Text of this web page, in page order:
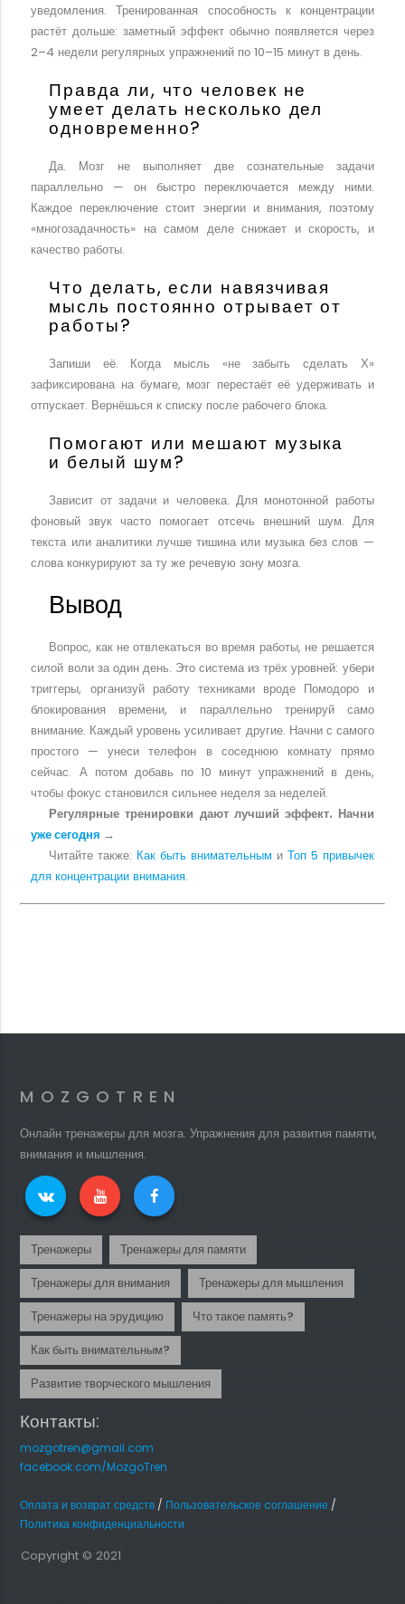
уведомления. Тренированная способность к концентрации
растёт дольше: заметный эффект обычно появляется через
2–4 недели регулярных упражнений по 10–15 минут в день.
Правда ли, что человек не
умеет делать несколько дел
одновременно?
Да. Мозг не выполняет две сознательные задачи
параллельно — он быстро переключается между ними.
Каждое переключение стоит энергии и внимания, поэтому
«многозадачность» на самом деле снижает и скорость, и
качество работы.
Что делать, если навязчивая
мысль постоянно отрывает от
работы?
Запиши её. Когда мысль «не забыть сделать Х»
зафиксирована на бумаге, мозг перестаёт её удерживать и
отпускает. Вернёшься к списку после рабочего блока.
Помогают или мешают музыка
и белый шум?
Зависит от задачи и человека. Для монотонной работы
фоновый звук часто помогает отсечь внешний шум. Для
текста или аналитики лучше тишина или музыка без слов —
слова конкурируют за ту же речевую зону мозга.
Вывод
Вопрос, как не отвлекаться во время работы, не решается
силой воли за один день. Это система из трёх уровней: убери
триггеры, организуй работу техниками вроде Помодоро и
блокирования времени, и параллельно тренируй само
внимание. Каждый уровень усиливает другие. Начни с самого
простого — унеси телефон в соседнюю комнату прямо
сейчас. А потом добавь по 10 минут упражнений в день,
чтобы фокус становился сильнее неделя за неделей.
Регулярные тренировки дают лучший эффект. Начни
уже сегодня →
Читайте также: Как быть внимательным и Топ 5 привычек
для концентрации внимания.
MOZGOTREN
Онлайн тренажеры для мозга. Упражнения для развития памяти,
внимания и мышления.
Тренажеры
Тренажеры для памяти
Тренажеры для внимания
Тренажеры для мышления
Тренажеры на эрудицию
Что такое память?
Как быть внимательным?
Развитие творческого мышления
Контакты:
mozgotren@gmail.com
facebook.com/MozgoTren
Оплата и возврат средств / Пользовательское cоглашение /
Политика конфиденциальности
Copyright © 2021